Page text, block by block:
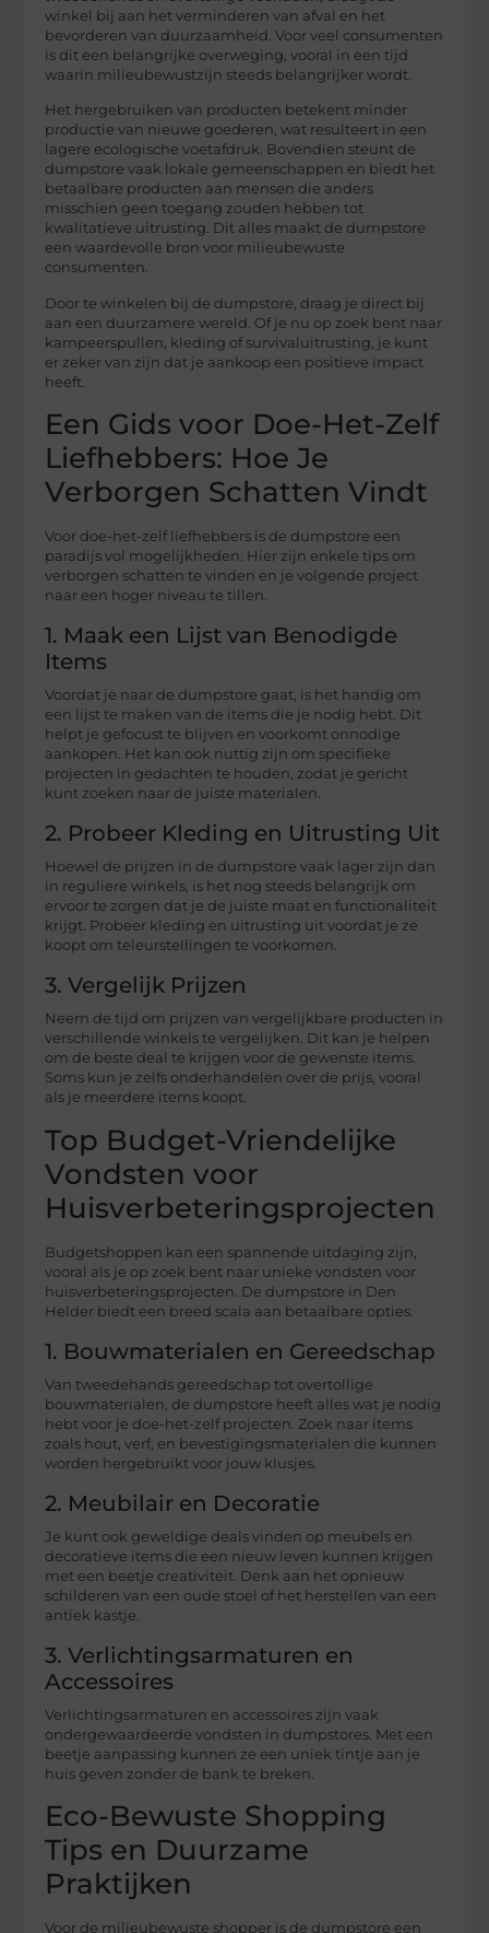
winkel bij aan het verminderen van afval en het
bevorderen van duurzaamheid. Voor veel consumenten
is dit een belangrijke overweging, vooral in een tijd
waarin milieubewustzijn steeds belangrijker wordt.
Het hergebruiken van producten betekent minder
productie van nieuwe goederen, wat resulteert in een
lagere ecologische voetafdruk. Bovendien steunt de
dumpstore vaak lokale gemeenschappen en biedt het
betaalbare producten aan mensen die anders
misschien geen toegang zouden hebben tot
kwalitatieve uitrusting. Dit alles maakt de dumpstore
een waardevolle bron voor milieubewuste
consumenten.
Door te winkelen bij de dumpstore, draag je direct bij
aan een duurzamere wereld. Of je nu op zoek bent naar
kampeerspullen, kleding of survivaluitrusting, je kunt
er zeker van zijn dat je aankoop een positieve impact
heeft.
Een Gids voor Doe-Het-Zelf
Liefhebbers: Hoe Je
Verborgen Schatten Vindt
Voor doe-het-zelf liefhebbers is de dumpstore een
paradijs vol mogelijkheden. Hier zijn enkele tips om
verborgen schatten te vinden en je volgende project
naar een hoger niveau te tillen.
1. Maak een Lijst van Benodigde
Items
Voordat je naar de dumpstore gaat, is het handig om
een lijst te maken van de items die je nodig hebt. Dit
helpt je gefocust te blijven en voorkomt onnodige
aankopen. Het kan ook nuttig zijn om specifieke
projecten in gedachten te houden, zodat je gericht
kunt zoeken naar de juiste materialen.
2. Probeer Kleding en Uitrusting Uit
Hoewel de prijzen in de dumpstore vaak lager zijn dan
in reguliere winkels, is het nog steeds belangrijk om
ervoor te zorgen dat je de juiste maat en functionaliteit
krijgt. Probeer kleding en uitrusting uit voordat je ze
koopt om teleurstellingen te voorkomen.
3. Vergelijk Prijzen
Neem de tijd om prijzen van vergelijkbare producten in
verschillende winkels te vergelijken. Dit kan je helpen
om de beste deal te krijgen voor de gewenste items.
Soms kun je zelfs onderhandelen over de prijs, vooral
als je meerdere items koopt.
Top Budget-Vriendelijke
Vondsten voor
Huisverbeteringsprojecten
Budgetshoppen kan een spannende uitdaging zijn,
vooral als je op zoek bent naar unieke vondsten voor
huisverbeteringsprojecten. De dumpstore in Den
Helder biedt een breed scala aan betaalbare opties.
1. Bouwmaterialen en Gereedschap
Van tweedehands gereedschap tot overtollige
bouwmaterialen, de dumpstore heeft alles wat je nodig
hebt voor je doe-het-zelf projecten. Zoek naar items
zoals hout, verf, en bevestigingsmaterialen die kunnen
worden hergebruikt voor jouw klusjes.
2. Meubilair en Decoratie
Je kunt ook geweldige deals vinden op meubels en
decoratieve items die een nieuw leven kunnen krijgen
met een beetje creativiteit. Denk aan het opnieuw
schilderen van een oude stoel of het herstellen van een
antiek kastje.
3. Verlichtingsarmaturen en
Accessoires
Verlichtingsarmaturen en accessoires zijn vaak
ondergewaardeerde vondsten in dumpstores. Met een
beetje aanpassing kunnen ze een uniek tintje aan je
huis geven zonder de bank te breken.
Eco-Bewuste Shopping
Tips en Duurzame
Praktijken
Voor de milieubewuste shopper is de dumpstore een